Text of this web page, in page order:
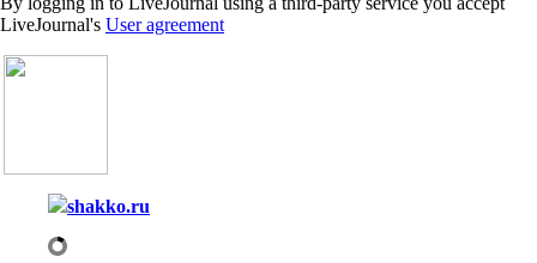
LiveJournal's User agreement
shakko.ru